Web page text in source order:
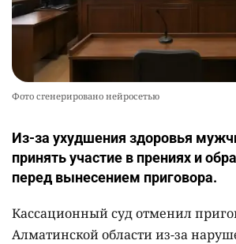
Фото сгенерировано нейросетью
Из-за ухудшения здоровья
принять участие в прениях и
перед вынесением приговора.
Кассационный суд отменил
Алматинской области из-за